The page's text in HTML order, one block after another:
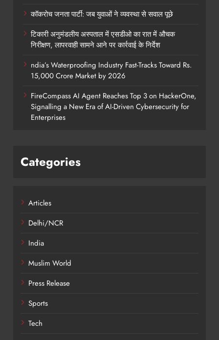
कॉकरोच जनता पार्टी: जब युवाओं ने व्यवस्था से सवाल पूछे
टिकारी अनुमंडलीय अस्पताल में एसडीओ का रात में औचक
निरीक्षण, लापरवाही सामने आने पर कार्रवाई के निर्देश
ndia’s Waterproofing Industry Fast-Tracks Toward Rs.
15,000 Crore Market by 2026
FireCompass AI Agent Reaches Top 3 on HackerOne,
Signalling a New Era of AI-Driven Cybersecurity for
Enterprises
Categories
Articles
Delhi/NCR
India
Muslim World
Press Release
Sports
Tech